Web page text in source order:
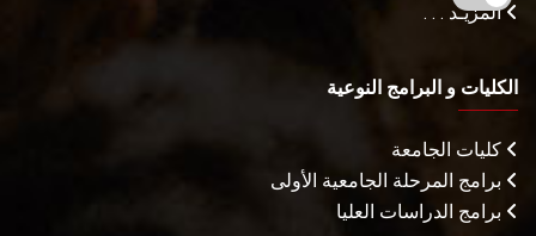
المزيـد . . .
الكليات و البرامج النوعية
كليات الجامعة
برامج المرحلة الجامعية الأولى
برامج الدراسات العليا